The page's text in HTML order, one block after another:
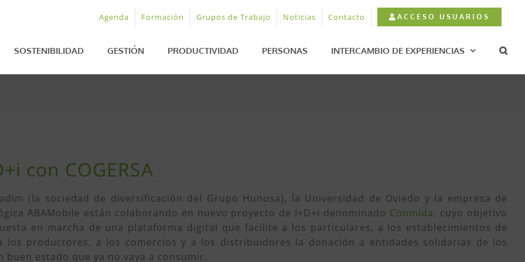
Agenda Formación Grupos de Trabajo Noticias Contacto ACCESO USUARIOS
SOSTENIBILIDAD GESTIÓN PRODUCTIVIDAD PERSONAS INTERCAMBIO DE EXPERIENCIAS
con COGERSA
(la sociedad de diversificación del Grupo Hunosa), la Universidad de Oviedo y la empresa de
ABAMobile están colaborando en nuevo proyecto de I+D+i denominado Coomida, cuyo objetivo
en marcha de una plataforma digital que facilite a los particulares, a los establecimientos de
los productores, a los comercios y a los distribuidores la donación a entidades solidarias de los
buen estado que ya no vaya a consumir.